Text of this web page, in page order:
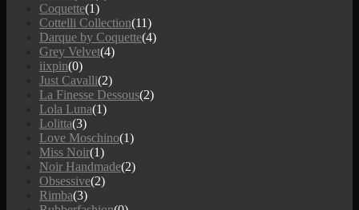
Coquette(1)
Cottelli Collection(11)
Darque by Coquette(4)
Grey Velvet(4)
iixpin(0)
Just Cavalli(2)
La Finesse Dessous(2)
Lola Luna(1)
Lolitta(3)
Love Moschino(1)
Miss Noir(1)
Noir Handmade(2)
Obsessive(2)
Rimba(3)